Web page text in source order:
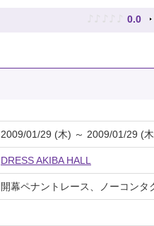
♪ ♪ ♪ ♪ ♪ 0.0
2009/01/29 (木) ～ 2009/01/29 (
DRESS AKIBA HALL
開幕ペナントレース、ノーコン